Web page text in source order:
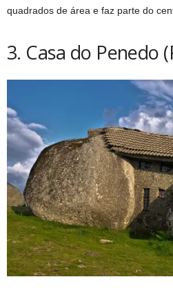
quadrados de área e faz parte do
3. Casa do Penedo